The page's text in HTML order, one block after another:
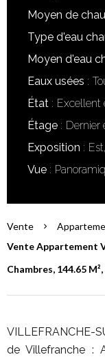
Moyen de
Type d'eau
Moyen d'eau
Eaux usées
État
Excellent
Étage
Dernier
Exposition
Vue
Vente
Vente Appartement
Chambres, 144.65 M²,
VILLEFRANCHE-
de Villefranche :